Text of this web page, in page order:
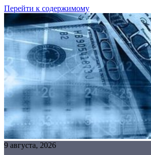
Перейти к содержимому
9 августа, 2026